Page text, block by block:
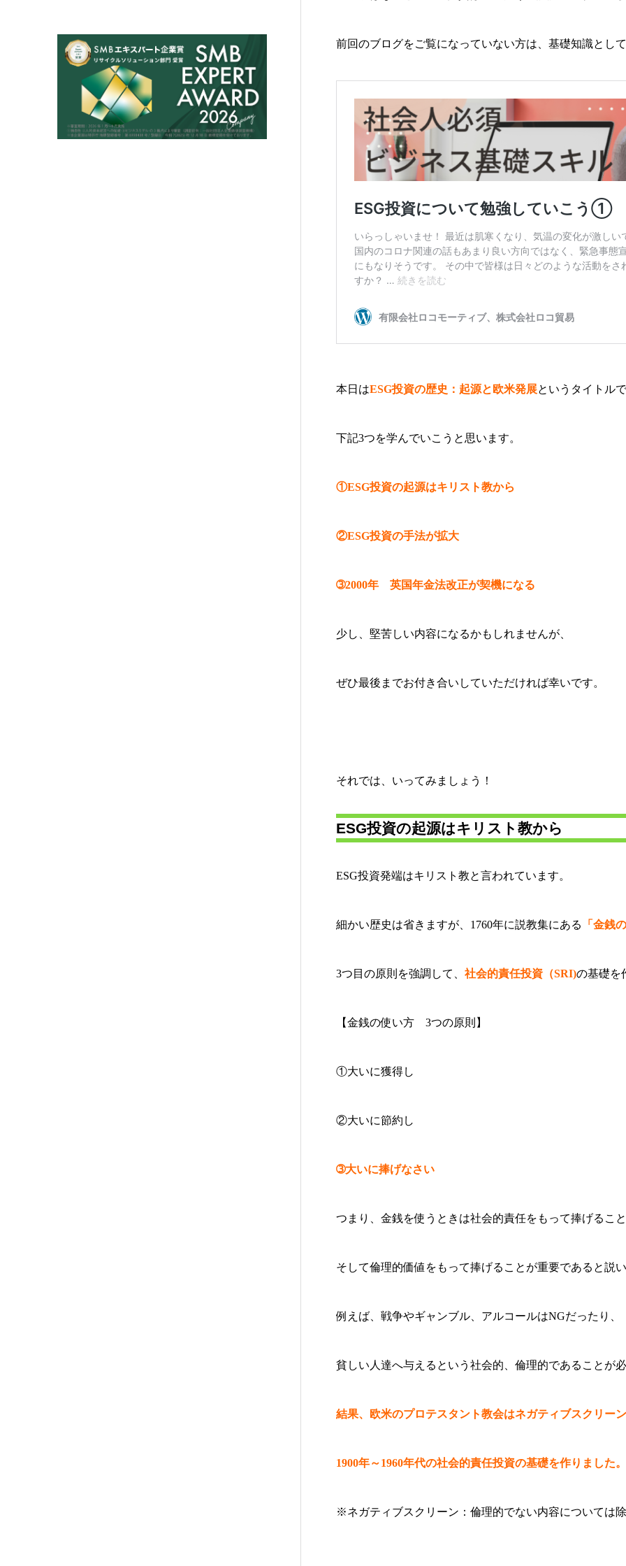
前回のブログをご覧になっていない方は、基礎知識とし
本日はESG投資の歴史：起源と欧米発展というタイトル
下記3つを学んでいこうと思います。
①ESG投資の起源はキリスト教から
②ESG投資の手法が拡大
➂2000年 英国年金法改正が契機になる
少し、堅苦しい内容になるかもしれませんが、
ぜひ最後までお付き合いしていただければ幸いです。
それでは、いってみましょう！
ESG投資の起源はキリスト教から
ESG投資発端はキリスト教と言われています。
細かい歴史は省きますが、1760年に説教集にある 「金銭
3つ目の原則を強調して、 社会的責任投資（SRI)の基礎を
【金銭の使い方 3つの原則】
①大いに獲得し
②大いに節約し
➂大いに捧げなさい
つまり、金銭を使うときは社会的責任をもって捧げるこ
そして倫理的価値をもって捧げることが重要であると説
例えば、戦争やギャンブル、アルコールはNGだったり、
貧しい人達へ与えるという社会的、倫理的であることが
結果、欧米のプロテスタント教会はネガティブスクリー
1900年～1960年代の社会的責任投資の基礎を作りました。
※ネガティブスクリーン：倫理的でない内容については